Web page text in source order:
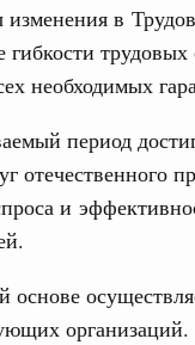
в
необходимых
период
отечественного
и
основе
и массовый
Некоммерческие
Татьяна Голикова
«Волонтёры-